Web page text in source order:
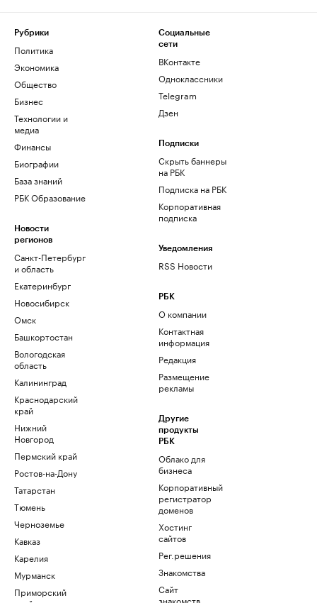
Рубрики
Политика
Экономика
Общество
Бизнес
Технологии и
медиа
Финансы
Биографии
База знаний
РБК Образование
Новости
регионов
Санкт-Петербург
и область
Екатеринбург
Новосибирск
Омск
Башкортостан
Вологодская
область
Калининград
Краснодарский
край
Нижний
Новгород
Пермский край
Ростов-на-Дону
Татарстан
Тюмень
Черноземье
Кавказ
Карелия
Мурманск
Приморский
Социальные
сети
ВКонтакте
Одноклассники
Telegram
Дзен
Подписки
Скрыть баннеры
на РБК
Подписка на РБК
Корпоративная
подписка
Уведомления
RSS Новости
РБК
О компании
Контактная
информация
Редакция
Размещение
рекламы
Другие
продукты
РБК
Облако для
бизнеса
Корпоративный
регистратор
доменов
Хостинг
сайтов
Рег.решения
Знакомства
Сайт
знакомств